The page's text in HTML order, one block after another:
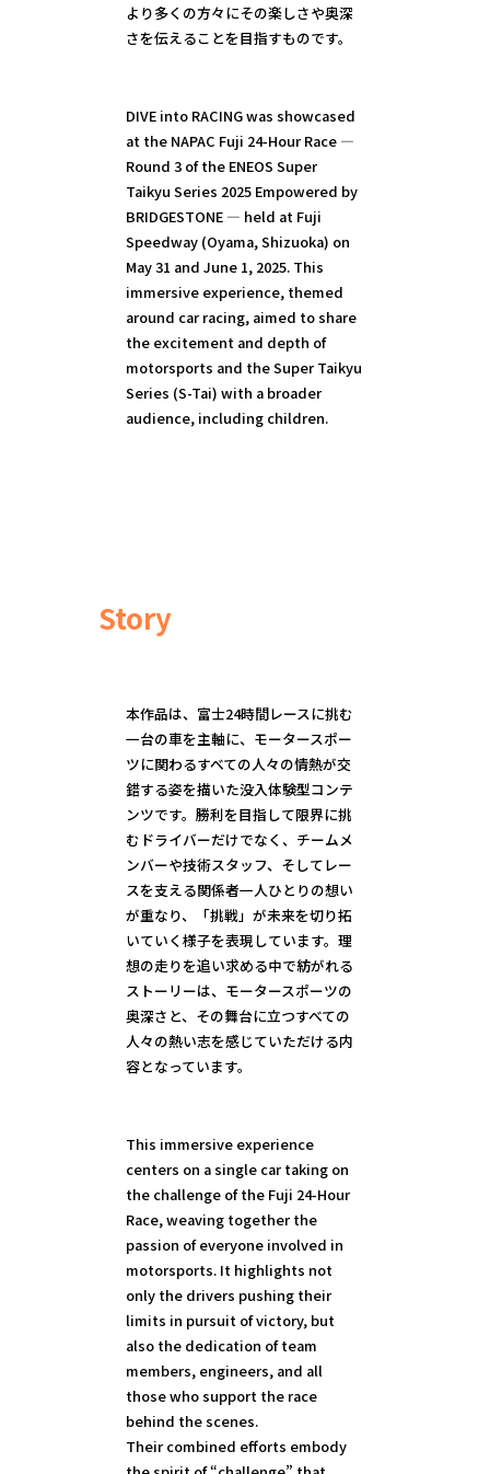
より多くの方々にその楽しさや奥深
さを伝えることを目指すものです。
DIVE into RACING was showcased
at the NAPAC Fuji 24-Hour Race —
Round 3 of the ENEOS Super
Taikyu Series 2025 Empowered by
BRIDGESTONE — held at Fuji
Speedway (Oyama, Shizuoka) on
May 31 and June 1, 2025. This
immersive experience, themed
around car racing, aimed to share
the excitement and depth of
motorsports and the Super Taikyu
Series (S-Tai) with a broader
audience, including children.
Story
本作品は、富士24時間レースに挑む
一台の車を主軸に、モータースポー
ツに関わるすべての人々の情熱が交
錯する姿を描いた没入体験型コンテ
ンツです。勝利を目指して限界に挑
むドライバーだけでなく、チームメ
ンバーや技術スタッフ、そしてレー
スを支える関係者一人ひとりの想い
が重なり、「挑戦」が未来を切り拓
いていく様子を表現しています。理
想の走りを追い求める中で紡がれる
ストーリーは、モータースポーツの
奥深さと、その舞台に立つすべての
人々の熱い志を感じていただける内
容となっています。
This immersive experience
centers on a single car taking on
the challenge of the Fuji 24-Hour
Race, weaving together the
passion of everyone involved in
motorsports. It highlights not
only the drivers pushing their
limits in pursuit of victory, but
also the dedication of team
members, engineers, and all
those who support the race
behind the scenes.
Their combined efforts embody